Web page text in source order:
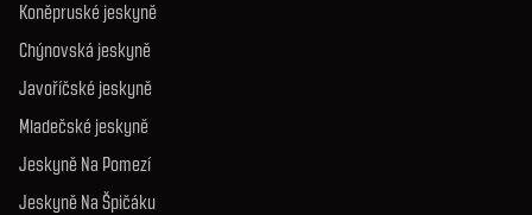
Koněpruské jeskyně
Chýnovská jeskyně
Javoříčské jeskyně
Mladečské jeskyně
Jeskyně Na Pomezí
Jeskyně Na Špičáku